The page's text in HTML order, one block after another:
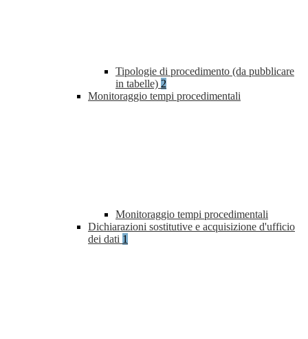
Tipologie di procedimento (da pubblicare
in tabelle) 2
Monitoraggio tempi procedimentali
Monitoraggio tempi procedimentali
Dichiarazioni sostitutive e acquisizione d'ufficio
dei dati 1